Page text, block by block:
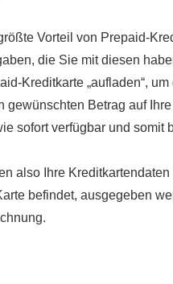
Vorteil von Prepaid-
die Sie mit diesen
Kreditkarte „aufladen“,
gewünschten Betrag auf
sofort verfügbar und somit
also Ihre
befindet, ausgegeben